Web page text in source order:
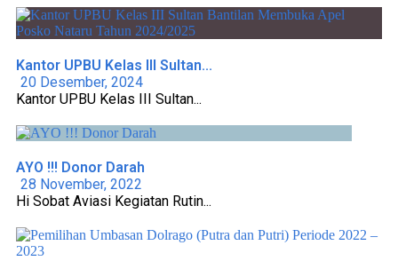
Kantor UPBU Kelas III Sultan...
20 Desember, 2024
Kantor UPBU Kelas III Sultan...
AYO !!! Donor Darah
28 November, 2022
Hi Sobat Aviasi Kegiatan Rutin...